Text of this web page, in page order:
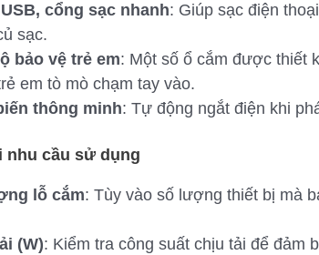
cổng sạc nhanh: Giúp sạc điện
sạc.
bảo vệ trẻ em: Một số ổ cắm được thiết
em tò mò chạm tay vào.
thông minh: Tự động ngắt điện khi
nhu cầu sử dụng
lỗ cắm: Tùy vào số lượng thiết bị mà
(W): Kiểm tra công suất chịu tải để đảm